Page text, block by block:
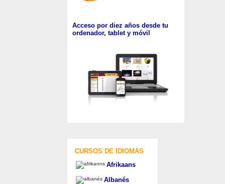
Acceso por diez años desde tu
ordenador, tablet y móvil
CURSOS DE IDIOMAS
Afrikaans
Albanés